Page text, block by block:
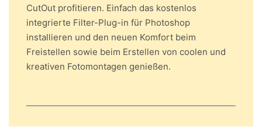
CutOut profitieren. Einfach das kostenlos
integrierte Filter-Plug-in für Photoshop
installieren und den neuen Komfort beim
Freistellen sowie beim Erstellen von coolen und
kreativen Fotomontagen genießen.